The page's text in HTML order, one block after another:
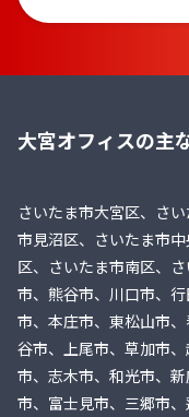
大宮オフィスの主
さいたま市大宮区、さ
市見沼区、さいたま市
区、さいたま市南区、
市、熊谷市、川口市、
市、本庄市、東松山市
谷市、上尾市、草加市
市、志木市、和光市、
市、富士見市、三郷市